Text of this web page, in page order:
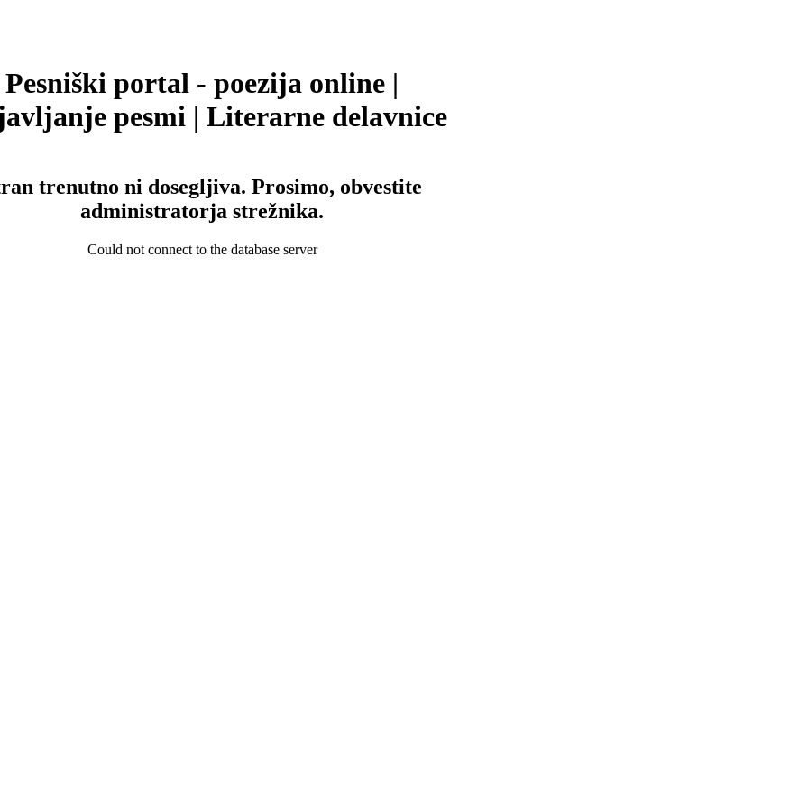
Pesniški portal - poezija online |
pesmi | Literarne delavnice
trenutno ni dosegljiva. Prosimo, obvestite
administratorja strežnika.
Could not connect to the database server